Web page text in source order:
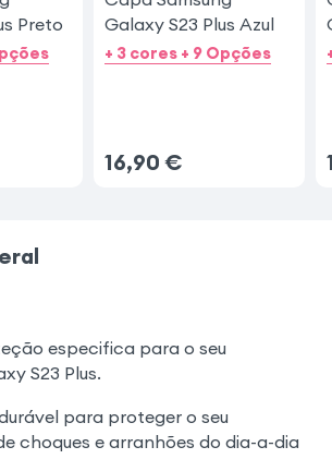
Preto
Galaxy S23 Plus Azul
+ 3 cores + 9 Opções
16,90 €
especifica para o seu
S23 Plus.
para proteger o seu
choques e arranhões do dia-a-dia